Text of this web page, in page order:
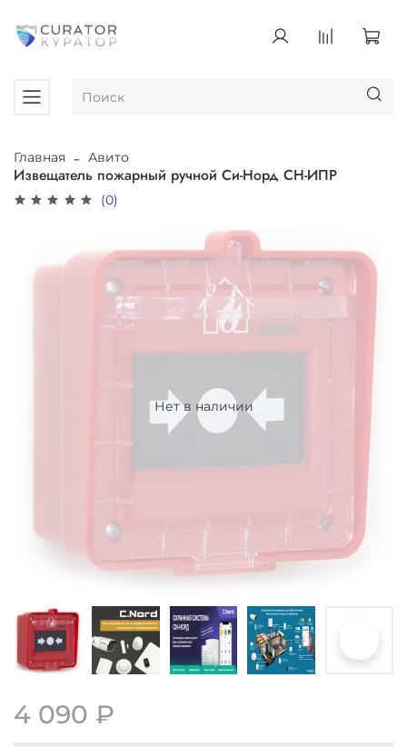
Главная Авито
Извещатель пожарный ручной Си-Норд СН-ИПР
(0)
Нет в наличии
4 090 ₽